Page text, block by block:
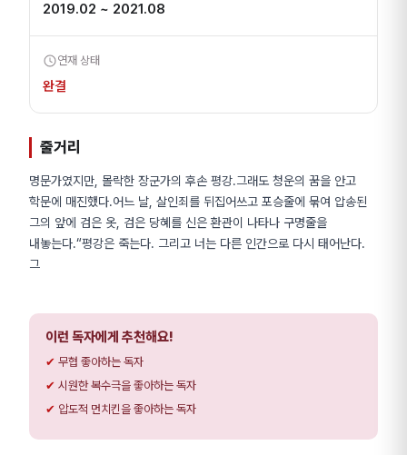
2019.02 ~ 2021.08
연재 상태
완결
줄거리
명문가였지만, 몰락한 장군가의 후손 평강.그래도 청운의 꿈을 안고
학문에 매진했다.어느 날, 살인죄를 뒤집어쓰고 포승줄에 묶여 압송된
그의 앞에 검은 옷, 검은 당혜를 신은 환관이 나타나 구명줄을
내놓는다.“평강은 죽는다. 그리고 너는 다른 인간으로 다시 태어난다.
그
이런 독자에게 추천해요!
무협 좋아하는 독자
시원한 복수극을 좋아하는 독자
압도적 먼치킨을 좋아하는 독자